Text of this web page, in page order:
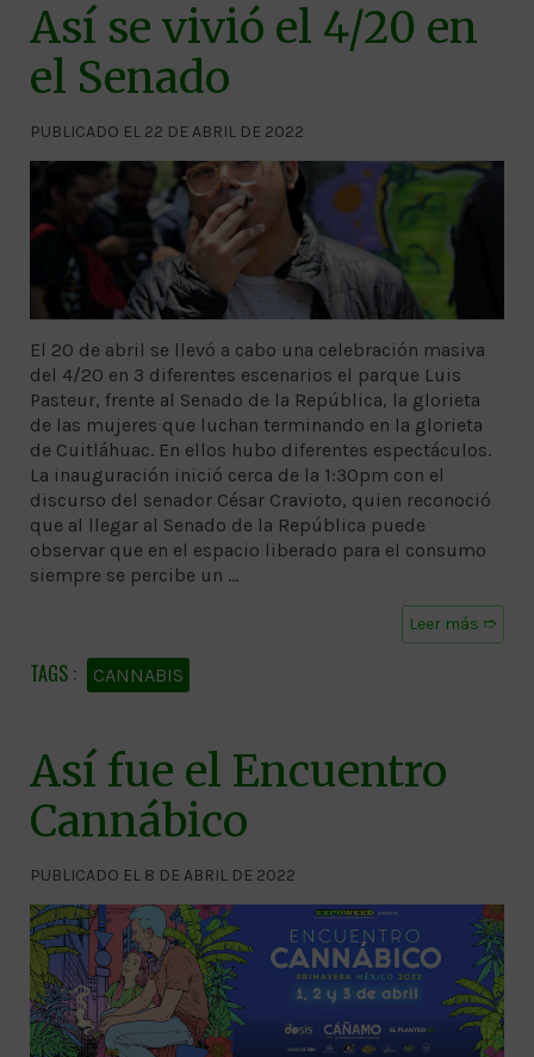
Así se vivió el 4/20 en
el Senado
PUBLICADO EL 22 DE ABRIL DE 2022
El 20 de abril se llevó a cabo una celebración masiva
del 4/20 en 3 diferentes escenarios el parque Luis
Pasteur, frente al Senado de la República, la glorieta
de las mujeres que luchan terminando en la glorieta
de Cuitláhuac. En ellos hubo diferentes espectáculos.
La inauguración inició cerca de la 1:30pm con el
discurso del senador César Cravioto, quien reconoció
que al llegar al Senado de la República puede
observar que en el espacio liberado para el consumo
siempre se percibe un …
Leer más ➱
CANNABIS
Así fue el Encuentro
Cannábico
PUBLICADO EL 8 DE ABRIL DE 2022